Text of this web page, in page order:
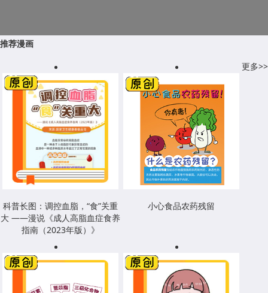
推荐漫画
更多>>
科普长图：调控血脂，“食”关重
大 ——漫说《成人高脂血症食养
指南（2023年版）》
小心食品农药残留